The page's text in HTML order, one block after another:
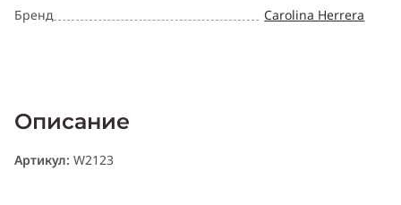
Бренд Carolina Herrera
Описание
Артикул: W2123